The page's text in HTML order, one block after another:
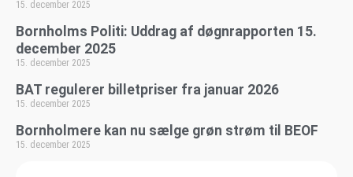
15. december 2025
Bornholms Politi: Uddrag af døgnrapporten 15.
december 2025
15. december 2025
BAT regulerer billetpriser fra januar 2026
15. december 2025
Bornholmere kan nu sælge grøn strøm til BEOF
15. december 2025